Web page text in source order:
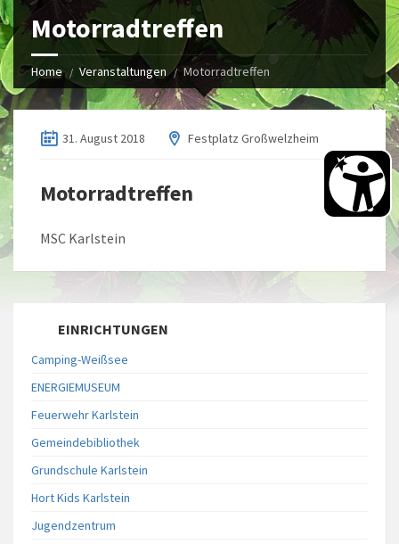
Motorradtreffen
Home Veranstaltungen Motorradtreffen
31. August 2018 Festplatz Großwelzheim
Motorradtreffen
MSC Karlstein
EINRICHTUNGEN
Camping-Weißsee
ENERGIEMUSEUM
Feuerwehr Karlstein
Gemeindebibliothek
Grundschule Karlstein
Hort Kids Karlstein
Jugendzentrum